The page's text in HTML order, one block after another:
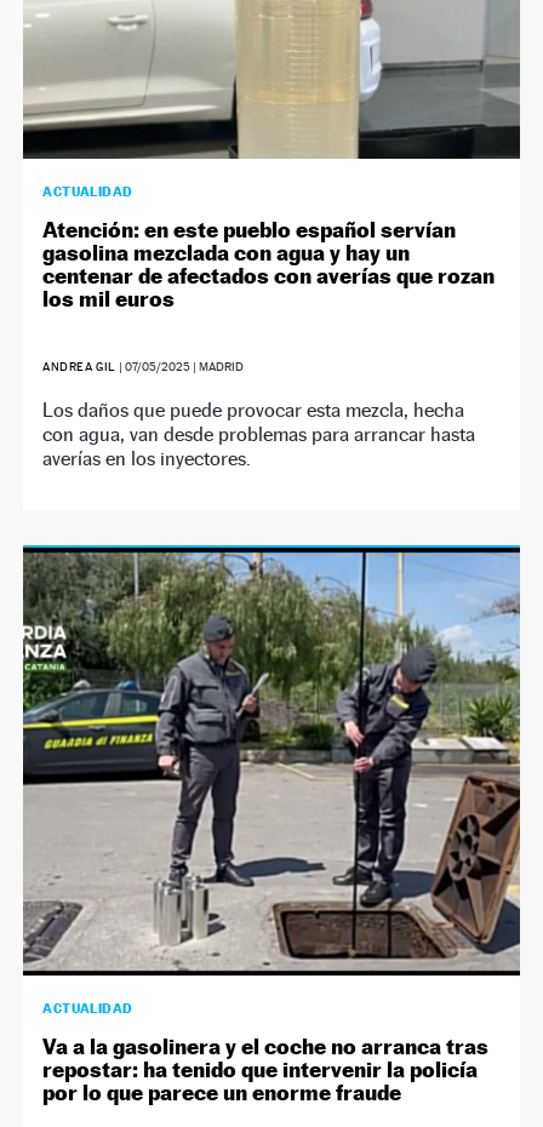
ACTUALIDAD
Atención: en este pueblo español servían
gasolina mezclada con agua y hay un
centenar de afectados con averías que rozan
los mil euros
ANDREA GIL | 07/05/2025| MADRID
Los daños que puede provocar esta mezcla, hecha
con agua, van desde problemas para arrancar hasta
averías en los inyectores.
ACTUALIDAD
Va a la gasolinera y el coche no arranca tras
repostar: ha tenido que intervenir la policía
por lo que parece un enorme fraude